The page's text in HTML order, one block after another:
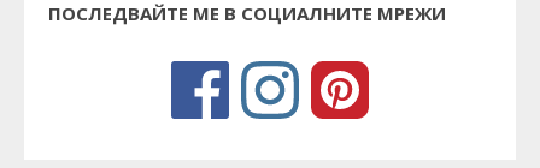
ПОСЛЕДВАЙТЕ МЕ В СОЦИАЛНИТЕ МРЕЖИ